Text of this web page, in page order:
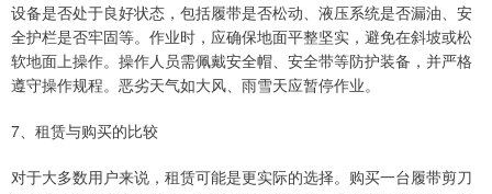
设备是否处于良好状态，包括履带是否松动、液压系统是否漏油、安
全护栏是否牢固等。作业时，应确保地面平整坚实，避免在斜坡或松
软地面上操作。操作人员需佩戴安全帽、安全带等防护装备，并严格
遵守操作规程。恶劣天气如大风、雨雪天应暂停作业。
7、租赁与购买的比较
对于大多数用户来说，租赁可能是更实际的选择。购买一台履带剪刀